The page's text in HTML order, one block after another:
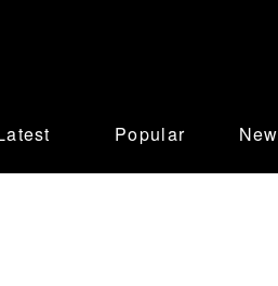
Popular